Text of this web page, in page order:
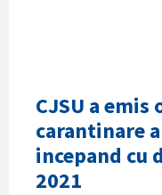
CJSU a emis
carantinare
incepand cu
2021